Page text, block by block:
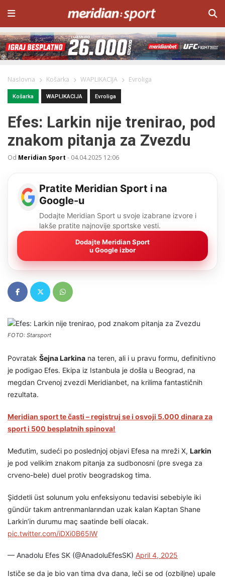
Naslovna Košarka WAPLIKACIJA Evroliga
Košarka WAPLIKACIJA Evroliga
Efes: Larkin nije trenirao, pod
znakom pitanja za Zvezdu
Od Meridian Sport - 04.04.2025 12:06
Pratite Meridian Sport i na
Google-u
Dodajte Meridian Sport u svoje izabrane izvore i
lakše pratite najnovije sportske vesti.
Dodajte Meridian Sport
u Google izbor
FOTO: Starsport
Povratak Šejna Larkina na teren, ali i u pravu formu, definitivno
je podigao Efes. Ekipa iz Istanbula je došla u Beograd, na
megdan Crvenoj zvezdi Meridianbet, na krilima fantastičnih
rezultata.
Meridian sport te časti – registruj se i osvoji 5.000 dinara za
sport i 500 besplatnih spinova!
Međutim, sudeći po poslednjoj objavi Efesa na mreži X, Larkin
je pod velikim znakom pitanja za sudbonosni (pre svega za
crveno-bele) duel protiv beogradskog tima.
Şiddetli üst solunum yolu enfeksiyonu tedavisi sebebiyle iki
gündür takım antrenmanlarından uzak kalan Kaptan Shane
Larkin’in durumu maç saatinde belli olacak.
pic.twitter.com/iDXi0B65lW
— Anadolu Efes SK (@AnadoluEfesSK) April 4, 2025
Ističe se da je bio van tima dva dana, leči se od (ozbiljne) upale